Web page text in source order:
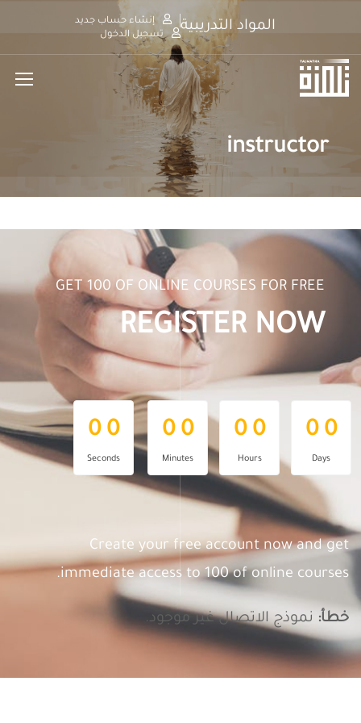
المواد التدريبية
إنشاء حساب جديد
تسجيل الدخول
instructor
GET 100 OF ONLINE COURSES FOR FREE
REGISTER NOW
0 0
00
Days
0 0
00
Hours
0 0
00
Minutes
0 0
00
Seconds
Create your free account now and get
immediate access to 100 of online courses.
خطأ: نموذج الاتصال غير موجود.